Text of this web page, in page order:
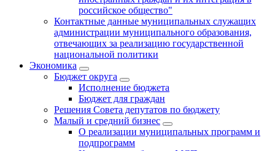
российское общество"
Контактные данные муниципальных служащих
администрации муниципального образования,
отвечающих за реализацию государственной
национальной политики
Экономика
Бюджет округa
Исполнение бюджета
Бюджет для граждан
Решения Совета депутатов по бюджету
Малый и средний бизнес
О реализации муниципальных программ и
подпрограмм